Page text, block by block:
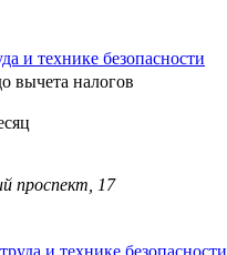
и технике безопасности
вычета налогов
проспект, 17